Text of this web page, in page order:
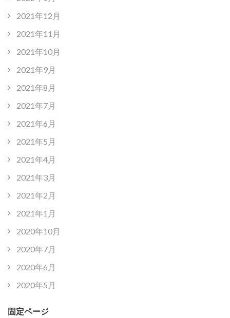
2021年12月
2021年11月
2021年10月
2021年9月
2021年8月
2021年7月
2021年6月
2021年5月
2021年4月
2021年3月
2021年2月
2021年1月
2020年10月
2020年7月
2020年6月
2020年5月
固定ページ